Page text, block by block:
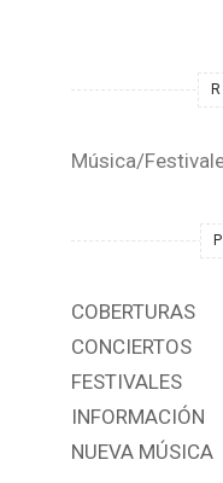
Música/
COBERTURAS
CONCIERTOS
FESTIVALES